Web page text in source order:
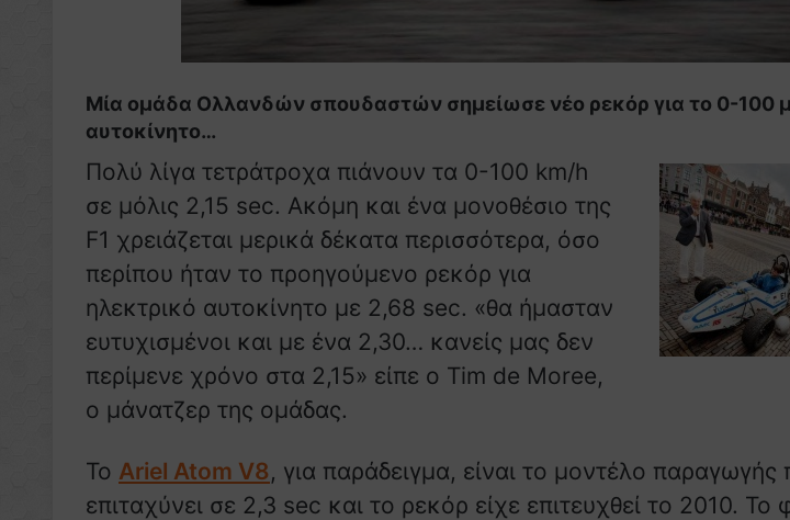
Μία ομάδα Ολλανδών σπουδαστών σημείωσε νέο ρεκόρ για το 0-100
αυτοκίνητο…
Πολύ λίγα τετράτροχα πιάνουν τα 0-100 km/h
σε μόλις 2,15 sec. Ακόμη και ένα μονοθέσιο της
F1 χρειάζεται μερικά δέκατα περισσότερα, όσο
περίπου ήταν το προηγούμενο ρεκόρ για
ηλεκτρικό αυτοκίνητο με 2,68 sec. «θα ήμασταν
ευτυχισμένοι και με ένα 2,30… κανείς μας δεν
περίμενε χρόνο στα 2,15» είπε ο Tim de Moree,
ο μάνατζερ της ομάδας.
Το Ariel Atom V8, για παράδειγμα, είναι το μοντέλο παραγωγής
επιταχύνει σε 2,3 sec και το ρεκόρ είχε επιτευχθεί το 2010. Το